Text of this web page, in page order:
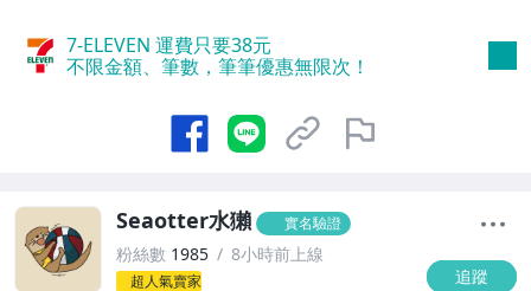
7-ELEVEN 運費只要38元
不限金額、筆數，筆筆優惠無限次！
Seaotter水獺 實名驗證
粉絲數 1985 8小時前上線
超人氣賣家 追蹤